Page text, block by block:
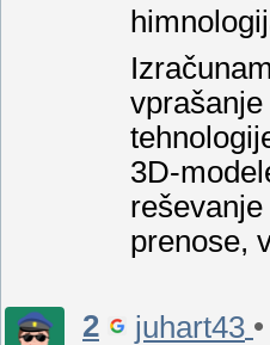
3D-
prenose,
2 juhart43